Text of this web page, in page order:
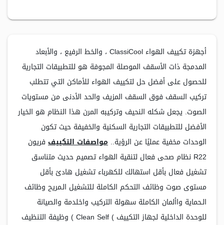
أجهزة تكييف الهواء ClassiCool ، والخط الرفيع ، والأبعاد
المدمجة ذات الأسقف الموصلة المجوفة هو للتطبيقات التجارية
للحصول على أفضل حل لتكييف الهواء للأماكن التي تتطلب
تركيب السقف فوق السقف المزيف والحد الأدنى من مستويات
الصوت. يجعل شكله النحيف وتركيبه المرن هذا النظام هو الخيار
الأفضل للتطبيقات التجارية السكنية والخفيفة حيث تكون
الوحدات مخفية عمليًا عن الرؤية.. مواصفات التكييف فريون
R22 نظام صحى فعال لتنقية الهواء تصميم حديث متناسق
تشغيل فعال بأقل استهالك للكهرباء تشغيل هادئ بأقل
مستوى صوت وظائف التحكم الكاملة للتشغيل الـمريح وظائف
الـحماية واألمان الكاملة سهولة التركيب واخلدمة والصيانة
للوحدة الداخلية لجهاز التكييف ) Clean Self ) وظيفة التنظيف